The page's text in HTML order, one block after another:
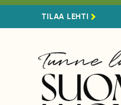
TILAA LEHTI